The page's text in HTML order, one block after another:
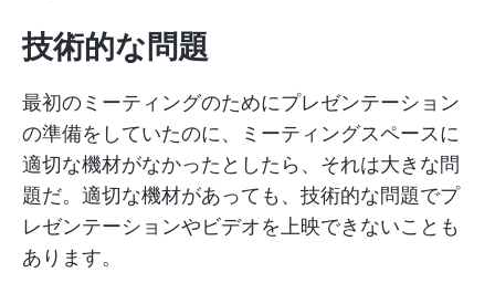
技術的な問題
最初のミーティングのためにプレゼンテーション
の準備をしていたのに、ミーティングスペースに
適切な機材がなかったとしたら、それは大きな問
題だ。適切な機材があっても、技術的な問題でプ
レゼンテーションやビデオを上映できないことも
あります。